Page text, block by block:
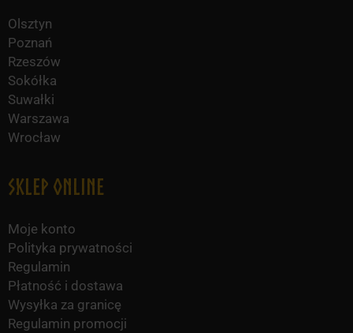
Olsztyn
Poznań
Rzeszów
Sokółka
Suwałki
Warszawa
Wrocław
Sklep online
Moje konto
Polityka prywatności
Regulamin
Płatność i dostawa
Wysyłka za granicę
Regulamin promocji